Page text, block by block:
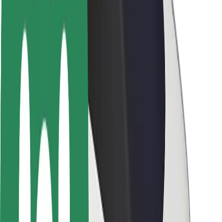
Seguridad para conductores
Seguridad para patinetes
Safety Lab
Ciudades
Dónde estamos
Soluciones para las ciudades
Aeropuertos
Estaciones de carga de Bolt
Soporte
Para usuarios
Para conductores